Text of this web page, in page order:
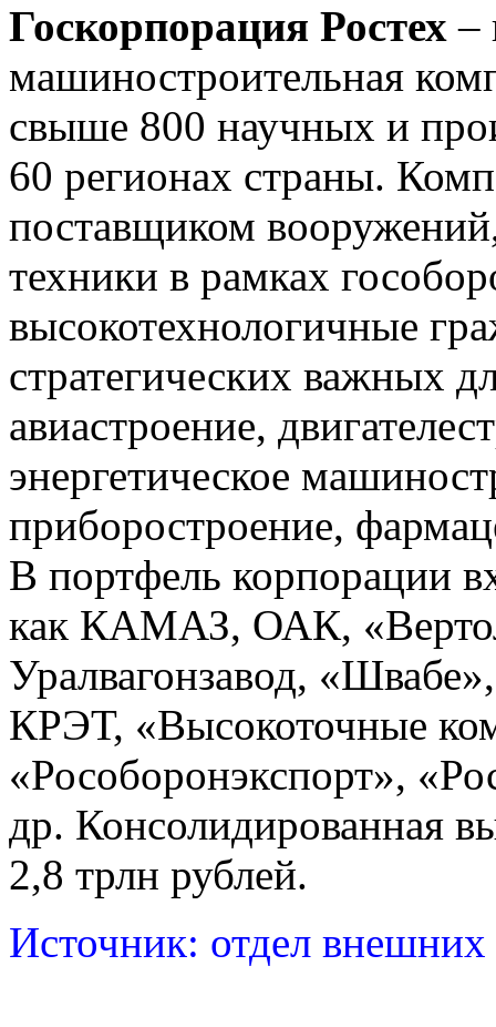
Госкорпорация Ростех–
машиностроительная
свыше 800 научных и
60 регионах страны.
поставщиком
техники в рамках
высокотехнологичные
стратегических важных
авиастроение,
энергетическое
приборостроение,
В портфель корпорации
как КАМАЗ, ОАК,
Уралвагонзавод,
КРЭТ, «Высокоточные
«Рособоронэкспорт»,
др. Консолидированная
2,8 трлн рублей.
Источник: отдел